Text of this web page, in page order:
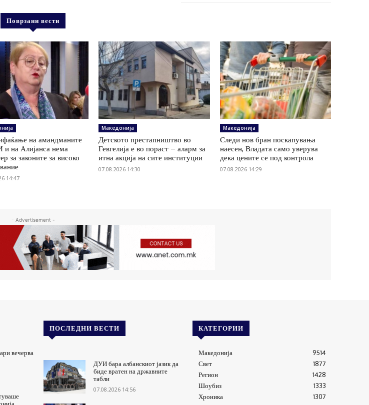
Поврзани вести
на амандманите
на Алијанса нема
за законите за високо
14:47
Македонија
Детското престапништво во
Гевгелија е во пораст – аларм за
итна акција на сите институции
07.08.2026 14:30
Македонија
Следи нов бран поскапувања
наесен, Владата само уверува
дека цените се под контрола
07.08.2026 14:29
- Advertisement -
вечерва
ПОСЛЕДНИ ВЕСТИ
ДУИ бара албанскиот јазик да
биде вратен на државните
табли
07.08.2026 14:56
КАТЕГОРИИ
Македонија
9514
Свет
1877
Регион
1428
Шоубиз
1333
Хроника
1307